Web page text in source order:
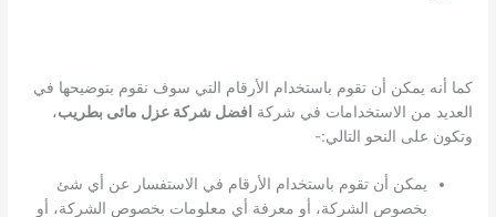
كما أنه يمكن أن تقوم باستخدام الأرقام التي سوف نقوم بتوضيحها في
العديد من الاستخدامات في شركة افضل شركة عزل مائى بطريب،
وتكون على النحو التالي:-
يمكن أن تقوم باستخدام الأرقام في الاستفسار عن أي شئ
بخصوص الشركة، أو معرفة أي معلومات بخصوص الشركة، أو